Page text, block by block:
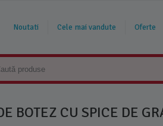
Noutati Cele mai vandute Oferte
BOTEZ CU SPICE DE